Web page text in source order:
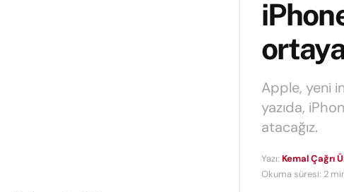
ortaya
Apple, yeni
yazıda,
atacağız.
Yazı: Kemal Çağrı
Okuma süresi: 2